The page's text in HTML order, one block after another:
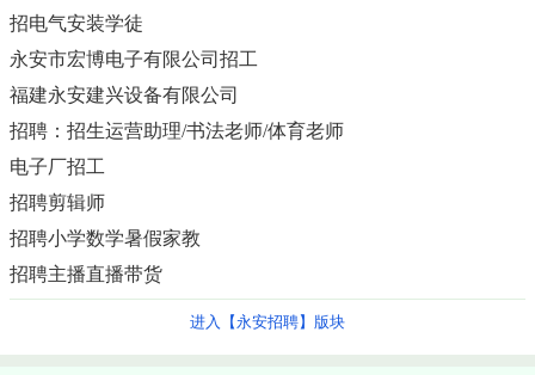
招电气安装学徒
永安市宏博电子有限公司招工
福建永安建兴设备有限公司
招聘：招生运营助理/书法老师/体育老师
电子厂招工
招聘剪辑师
招聘小学数学暑假家教
招聘主播直播带货
进入【永安招聘】版块